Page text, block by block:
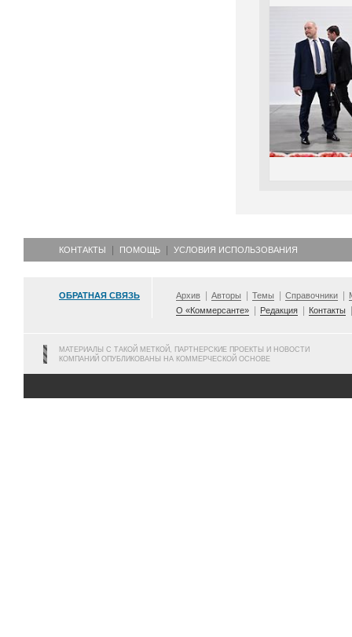
КОНТАКТЫ ПОМОЩЬ УСЛОВИЯ ИСПОЛЬЗОВАНИЯ
ОБРАТНАЯ СВЯЗЬ Архив Авторы Темы Справочники
О «Коммерсанте»
Редакция Контакты
МАТЕРИАЛЫ С ТАКОЙ МЕТКОЙ, ПАРТНЕРСКИЕ ПРОЕКТЫ И НОВОСТИ
КОМПАНИЙ ОПУБЛИКОВАНЫ НА КОММЕРЧЕСКОЙ ОСНОВЕ